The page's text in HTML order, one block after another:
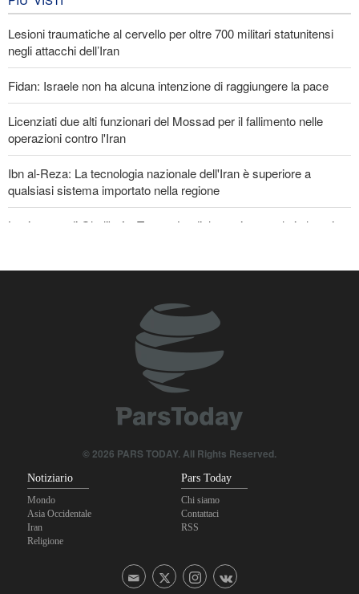
EVENTI
Lesioni traumatiche al cervello per oltre 700 militari statunitensi
negli attacchi dell’Iran
Fidan: Israele non ha alcuna intenzione di raggiungere la pace
Licenziati due alti funzionari del Mossad per il fallimento nelle
operazioni contro l'Iran
Ibn al-Reza: La tecnologia nazionale dell'Iran è superiore a
qualsiasi sistema importato nella regione
La risposta di Ghalibaf a Trump: La diplomazia teatrale in loop è
Se non avessimo sacrificato i giapponesi, il futuro del mondo
sarebbe stato pieno di guerre! Immagini selezionate
nell'anniversario del massacro atomico di Hiroshima
© 2026 PARS TODAY. All Rights Reserved.
Notiziario
Mondo
Asia Occidentale
Iran
Religione
Pars Today
Chi siamo
Contattaci
RSS